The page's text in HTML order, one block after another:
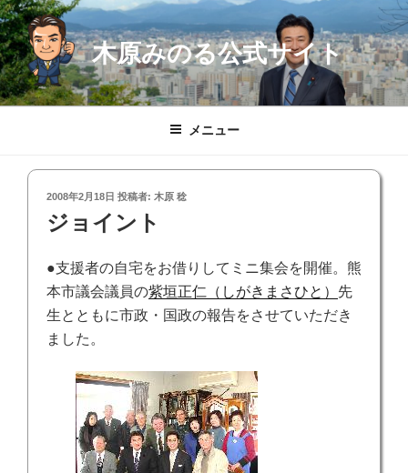
コ
ン
テ
ン
ツ
木原みのる公式サイト
メニュー
投
日:
2008年2月18日 投稿者: 木原 稔
ジョイント
●支援者の自宅をお借りしてミニ集会を開催。熊
本市議会議員の紫垣正仁（しがきまさひと） 先
生とともに市政・国政の報告をさせていただき
ました。